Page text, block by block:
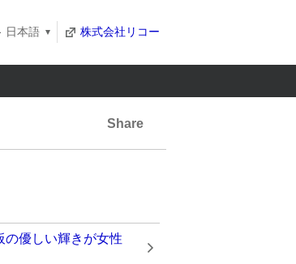
日本語 株式会社リコー
Share
の優しい輝きが女性